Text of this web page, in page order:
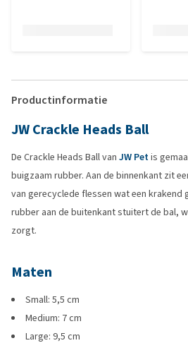
Productinformatie
JW Crackle Heads Ball
De Crackle Heads Ball van JW Petis
buigzaam rubber. Aan de binnenkant zit
van gerecyclede flessen wat een krakend
rubber aan de buitenkant stuitert de bal,
zorgt.
Maten
Small: 5,5 cm
Medium: 7 cm
Large: 9,5 cm